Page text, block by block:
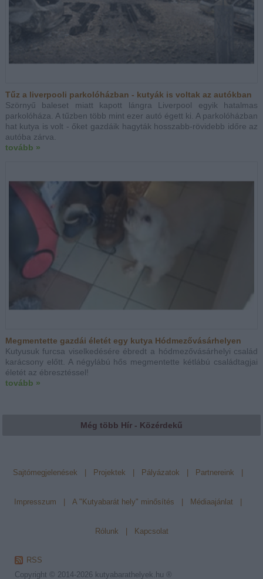
Tűz a liverpooli parkolóházban - kutyák is voltak az autókban
Szörnyű baleset miatt kapott lángra Liverpool egyik hatalmas
parkolóháza. A tűzben több mint ezer autó égett ki. A parkolóházban
hat kutya is volt - őket gazdáik hagyták hosszabb-rövidebb időre az
autóba zárva.
tovább »
Megmentette gazdái életét egy kutya Hódmezővásárhelyen
Kutyusuk furcsa viselkedésére ébredt a hódmezővásárhelyi család
karácsony előtt. A négylábú hős megmentette kétlábú családtagjai
életét az ébresztéssel!
tovább »
Még több Hír - Közérdekű
Sajtómegjelenések | Projektek | Pályázatok | Partnereink |
Impresszum | A "Kutyabarát hely" minősítés | Médiaajánlat |
Rólunk | Kapcsolat
RSS
Copyright © 2014-2026 kutyabarathelyek.hu ®